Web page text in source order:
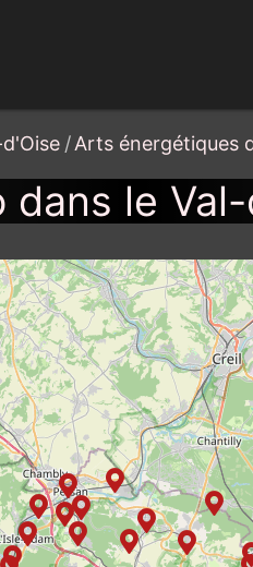
/ Arts énergétiques
dans le